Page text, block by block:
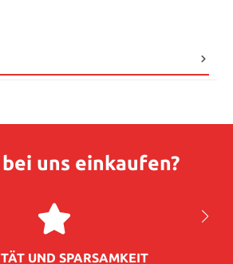
uns einkaufen?
UND SPARSAMKEIT